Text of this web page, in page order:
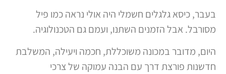
בעבר, כיסא גלגלים חשמלי היה אולי נראה כמו פיל
מסורבל. אבל הזמנים השתנו, ועמם גם הטכנולוגיה.
היום, מדובר במכונה משוכללת, חכמה ויעילה, המשלבת
חדשנות פורצת דרך עם הבנה עמוקה של צרכי